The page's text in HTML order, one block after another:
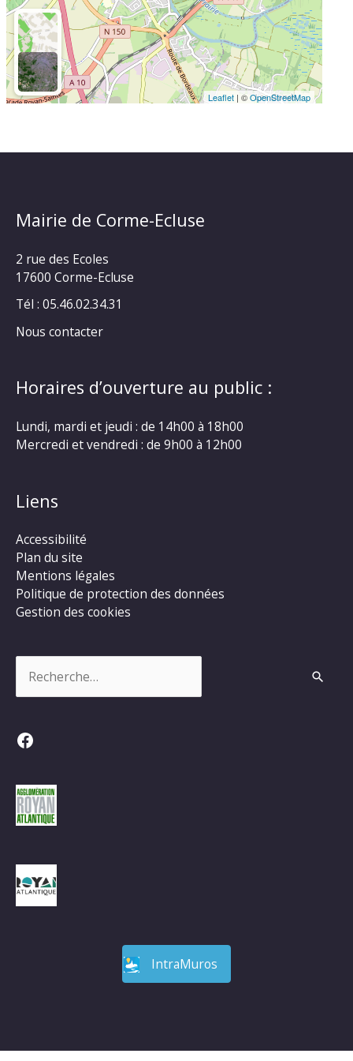
Leaflet| ©OpenStreetMap
Mairie de Corme-Ecluse
2 rue des Ecoles
17600 Corme-Ecluse
Tél : 05.46.02.34.31
Nous contacter
Horaires d’ouverture au public :
Lundi, mardi et jeudi : de 14h00 à 18h00
Mercredi et vendredi : de 9h00 à 12h00
Liens
Accessibilité
Plan du site
Mentions légales
Politique de protection des données
Gestion des cookies
Facebook
IntraMuros